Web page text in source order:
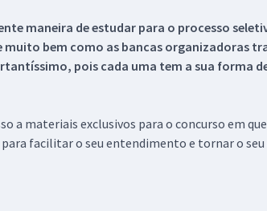
maneira de estudar para o processo
bem como as bancas organizadoras
pois cada uma tem a sua forma
a materiais exclusivos para o concurso em
facilitar o seu entendimento e tornar o